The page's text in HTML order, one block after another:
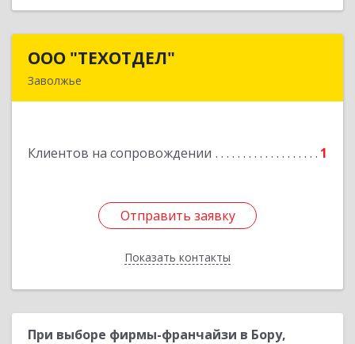
ООО "ТЕХОТДЕЛ"
Заволжье
Клиентов на сопровождении 1
Отправить заявку
Показать контакты
Отправить заявку
Назад
При выборе фирмы-франчайзи в Бору,